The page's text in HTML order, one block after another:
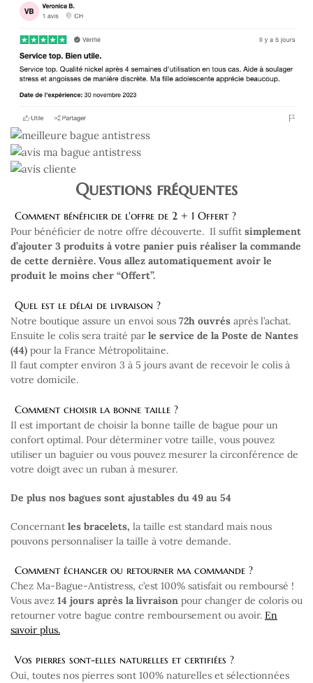
Questions fréquentes
Comment bénéficier de l'offre de 2 + 1 Offert ?
Pour bénéficier de notre offre découverte. Il suffit simplement
d’ajouter 3 produits à votre panier puis réaliser la commande
de cette dernière. Vous allez automatiquement avoir le
produit le moins cher “Offert”.
Quel est le délai de livraison ?
Notre boutique assure un envoi sous 72h ouvrés après l’achat.
Ensuite le colis sera traité par le service de la Poste de Nantes
(44) pour la France Métropolitaine.
Il faut compter environ 3 à 5 jours avant de recevoir le colis à
votre domicile.
Comment choisir la bonne taille ?
Il est important de choisir la bonne taille de bague pour un
confort optimal. Pour déterminer votre taille, vous pouvez
utiliser un baguier ou vous pouvez mesurer la circonférence de
votre doigt avec un ruban à mesurer.
De plus nos bagues sont ajustables du 49 au 54
Concernant les bracelets, la taille est standard mais nous
pouvons personnaliser la taille à votre demande.
Comment échanger ou retourner ma commande ?
Chez Ma-Bague-Antistress, c’est 100% satisfait ou remboursé !
Vous avez 14 jours après la livraison pour changer de coloris ou
retourner votre bague contre remboursement ou avoir. En
savoir plus.
Vos pierres sont-elles naturelles et certifiées ?
Oui, toutes nos pierres sont 100% naturelles et sélectionnées